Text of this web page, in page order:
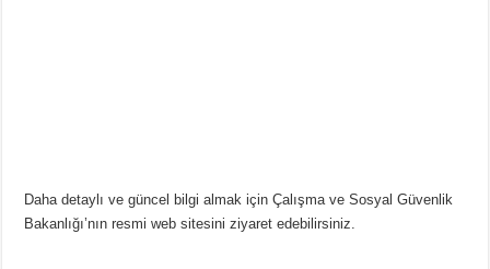
Daha detaylı ve güncel bilgi almak için Çalışma ve Sosyal Güvenlik
Bakanlığı’nın resmi web sitesini ziyaret edebilirsiniz.